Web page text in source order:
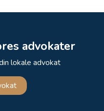
advokater
lokale advokat